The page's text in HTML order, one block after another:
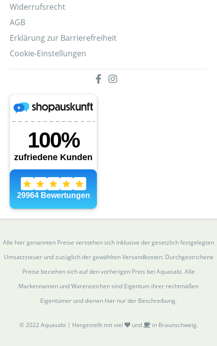
Widerrufsrecht
AGB
Erklärung zur Barrierefreiheit
Cookie-Einstellungen
Alle hier genannten Preise verstehen sich inklusive der gesetzlich festgelegten
Umsatzsteuer und zuzüglich der gewählten Versandkosten. Durchgestrichene
Preise beziehen sich auf den vorherigen Preis bei Aquasabi. Alle
Markennamen und Warenzeichen sind Eigentum ihrer rechtmäßen
Eigentümer und dienen hier nur der Beschreibung.
© 2022 Aquasabi | Hergestellt mit viel und in Braunschweig.